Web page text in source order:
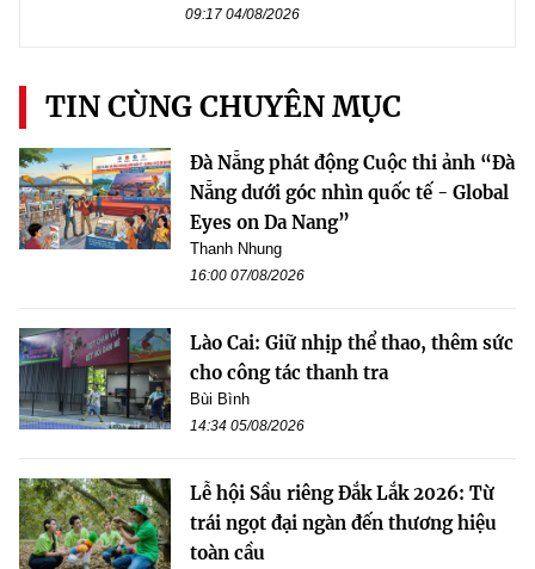
09:17 04/08/2026
TIN CÙNG CHUYÊN MỤC
Đà Nẵng phát động Cuộc thi ảnh “Đà
Nẵng dưới góc nhìn quốc tế - Global
Eyes on Da Nang”
Thanh Nhung
16:00 07/08/2026
Lào Cai: Giữ nhịp thể thao, thêm sức
cho công tác thanh tra
Bùi Bình
14:34 05/08/2026
Lễ hội Sầu riêng Đắk Lắk 2026: Từ
trái ngọt đại ngàn đến thương hiệu
toàn cầu